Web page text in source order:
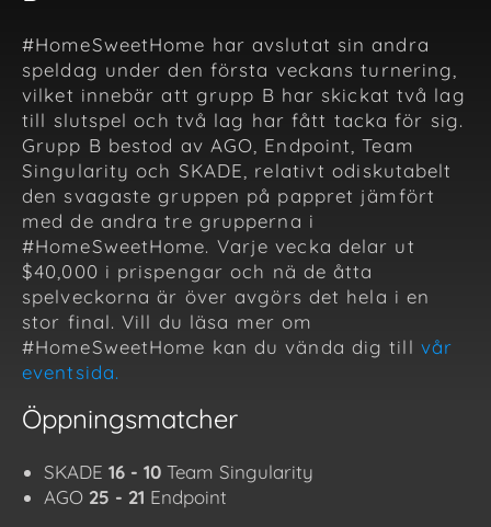
#HomeSweetHome har avslutat sin andra
speldag under den första veckans turnering,
vilket innebär att grupp B har skickat två lag
till slutspel och två lag har fått tacka för sig.
Grupp B bestod av AGO, Endpoint, Team
Singularity och SKADE, relativt odiskutabelt
den svagaste gruppen på pappret jämfört
med de andra tre grupperna i
#HomeSweetHome. Varje vecka delar ut
$40,000 i prispengar och nä de åtta
spelveckorna är över avgörs det hela i en
stor final. Vill du läsa mer om
#HomeSweetHome kan du vända dig till vår
eventsida.
Öppningsmatcher
SKADE 16 - 10 Team Singularity
AGO 25 - 21 Endpoint